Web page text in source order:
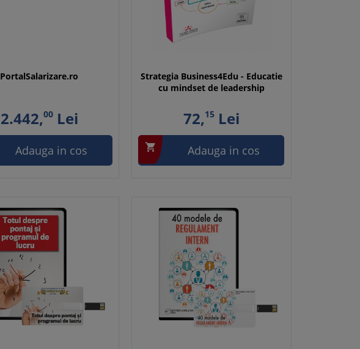
PortalSalarizare.ro
2.442,00Lei
Adauga in cos
Strategia Business4Edu - Educatie
cu mindset de leadership
72,15Lei
 Adauga in cos